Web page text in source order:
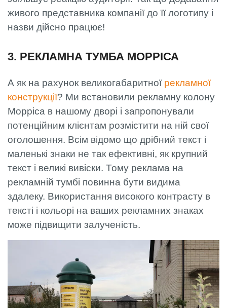
живого представника компанії до її логотипу і
назви дійсно працює!
3. РЕКЛАМНА ТУМБА МОРРІСА
А як на рахунок великогабаритної рекламної
конструкції? Ми встановили рекламну колону
Морріса в нашому дворі і запропонували
потенційним клієнтам розмістити на ній свої
оголошення. Всім відомо що дрібний текст і
маленькі знаки не так ефективні, як крупний
текст і великі вивіски. Тому реклама на
рекламній тумбі повинна бути видима
здалеку. Використання високого контрасту в
тексті і кольорі на ваших рекламних знаках
може підвищити залученість.